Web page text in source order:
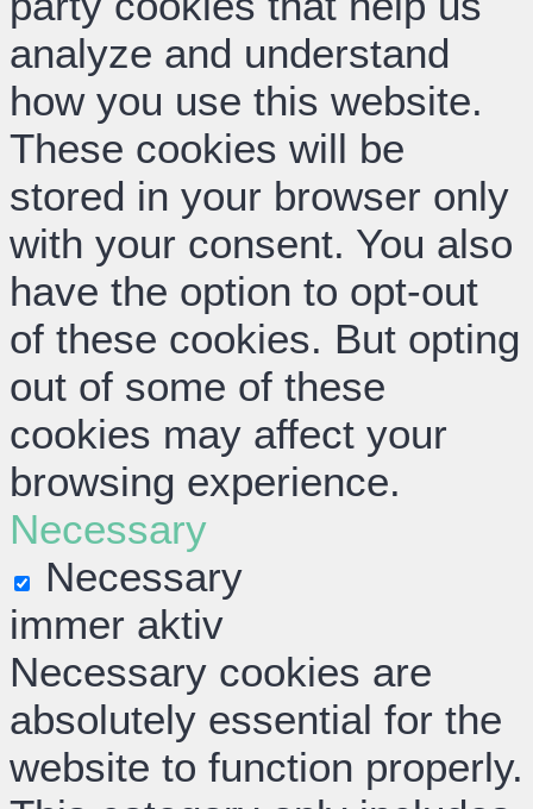
analyze and understand
how you use this website.
These cookies will be
stored in your browser only
with your consent. You also
have the option to opt-out
of these cookies. But opting
out of some of these
cookies may affect your
browsing experience.
Necessary
Necessary
immer aktiv
Necessary cookies are
absolutely essential for the
website to function properly.